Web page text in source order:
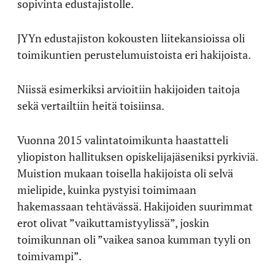
sopivinta edustajistolle.
JYYn edustajiston kokousten liitekansioissa oli
toimikuntien perustelumuistoista eri hakijoista.
Niissä esimerkiksi arvioitiin hakijoiden taitoja
sekä vertailtiin heitä toisiinsa.
Vuonna 2015 valintatoimikunta haastatteli
yliopiston hallituksen opiskelijajäseniksi pyrkiviä.
Muistion mukaan toisella hakijoista oli selvä
mielipide, kuinka pystyisi toimimaan
hakemassaan tehtävässä. Hakijoiden suurimmat
erot olivat ”vaikuttamistyylissä”, joskin
toimikunnan oli ”vaikea sanoa kumman tyyli on
toimivampi”.